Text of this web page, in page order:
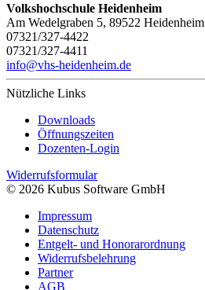
Volkshochschule Heidenheim
Am Wedelgraben 5, 89522 Heidenheim
07321/327-4422
07321/327-4411
info@vhs-heidenheim.de
Nützliche Links
Downloads
Öffnungszeiten
Dozenten-Login
Widerrufsformular
© 2026 Kubus Software GmbH
Impressum
Datenschutz
Entgelt- und Honorarordnung
Widerrufsbelehrung
Partner
AGB